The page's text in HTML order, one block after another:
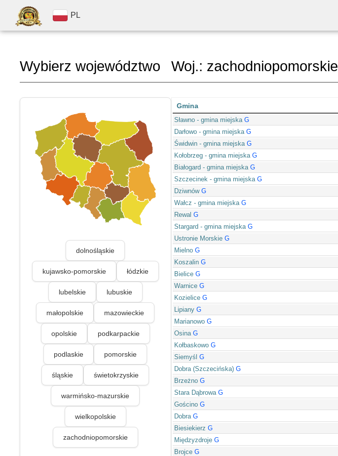
PL
Wybierz województwo
dolnośląskie
kujawsko-pomorskie łódzkie
lubelskie lubuskie
małopolskie mazowieckie
opolskie podkarpackie
podlaskie pomorskie
śląskie świetokrzyskie
warmińsko-mazurskie
wielkopolskie
zachodniopomorskie
Woj.: zachodniopomorskie
Gmina
Sławno - gmina miejska G
Darłowo - gmina miejska G
Świdwin - gmina miejska G
Kołobrzeg - gmina miejska G
Białogard - gmina miejska G
Szczecinek - gmina miejska G
Dziwnów G
Wałcz - gmina miejska G
Rewal G
Stargard - gmina miejska G
Ustronie Morskie G
Mielno G
Koszalin G
Bielice G
Warnice G
Kozielice G
Lipiany G
Marianowo G
Osina G
Kołbaskowo G
Siemyśl G
Dobra (Szczecińska) G
Brzeżno G
Stara Dąbrowa G
Gościno G
Dobra G
Biesiekierz G
Międzyzdroje G
Brojce G